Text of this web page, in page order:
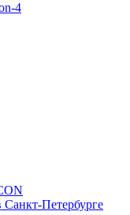
Петербурге